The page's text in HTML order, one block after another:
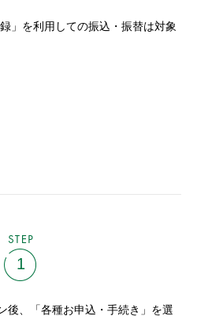
」を利用しての振込・振替は対象
1
後、「各種お申込・手続き」を選